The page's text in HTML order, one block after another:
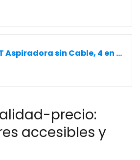
LEVOIT Aspiradora sin Cable, 4 en 1 Aspirador Escoba con Tecnología Antienredos, 3 Modos y hasta 50Min, 99,9% de Filtración, Ligero y Luz LED, Potente para Pelo de Mascotas, Polvo, Suelos Duros
precio:
accesibles y